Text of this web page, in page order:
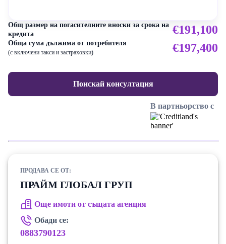
Общ размер на погасителните вноски за срока на
кредита
€191,100
Обща сума дължима от потребителя
(с включени такси и застраховки) €197,400
Поискай консултация
В партньорство с
ПРОДАВА СЕ ОТ:
ПРАЙМ ГЛОБАЛ ГРУП
Още имоти от същата агенция
Обади се:
0883790123